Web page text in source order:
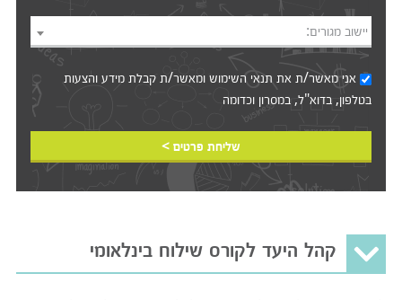
יישוב מגורים:
אני מאשר/ת אתתנאי השימושומאשר/ת קבלת מידע והצעות
בטלפון, בדוא"ל, במסרון וכדומה‎‎
שליחת פרטים >
קהל היעד לקורס שילוח בינלאומי